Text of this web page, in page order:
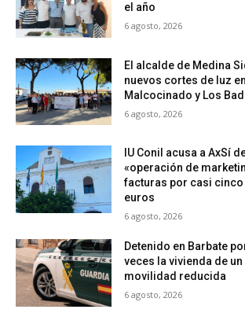
el año
6 agosto, 2026
El alcalde de Medina
nuevos cortes de luz
Malcocinado y Los
6 agosto, 2026
IU Conil acusa a AxSí
«operación de
facturas por casi
euros
6 agosto, 2026
Detenido en Barbate
veces la vivienda de
movilidad reducida
6 agosto, 2026